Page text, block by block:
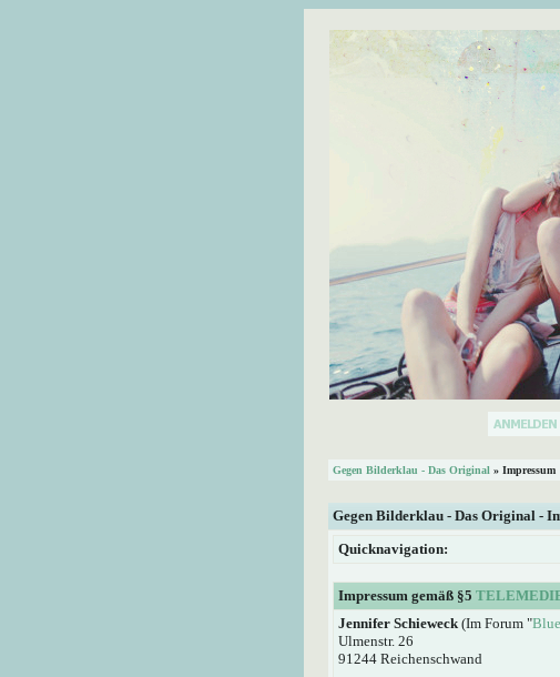
Gegen Bilderklau - Das Original » Impressum
Gegen Bilderklau - Das Original -
Quicknavigation:
Impressum gemäß §5
Jennifer Schieweck (Im Forum "
Ulmenstr. 26
91244 Reichenschwand